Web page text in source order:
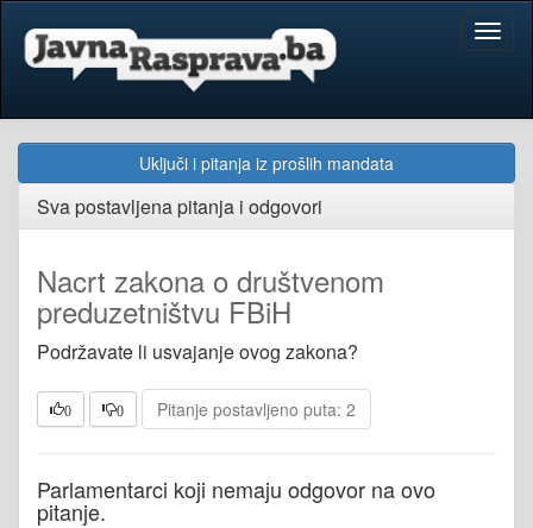
Uključi i pitanja iz prošlih mandata
Sva postavljena pitanja i odgovori
Nacrt zakona o društvenom
preduzetništvu FBiH
Podržavate li usvajanje ovog zakona?
0 0 Pitanje postavljeno puta: 2
Parlamentarci koji nemaju odgovor na ovo
pitanje.